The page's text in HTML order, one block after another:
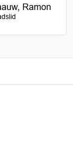
Ramon